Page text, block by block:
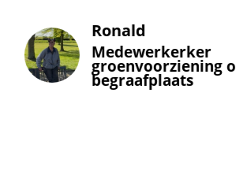
Sjef Maas
Medewerker
groenvoorziening